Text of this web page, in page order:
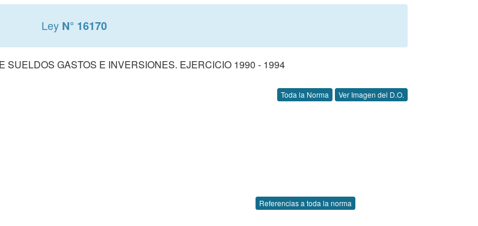
Ley N° 16170
SUELDOS GASTOS E INVERSIONES. EJERCICIO 1990 - 1994
Toda la Norma Ver Imagen del D.O.
Referencias a toda la norma